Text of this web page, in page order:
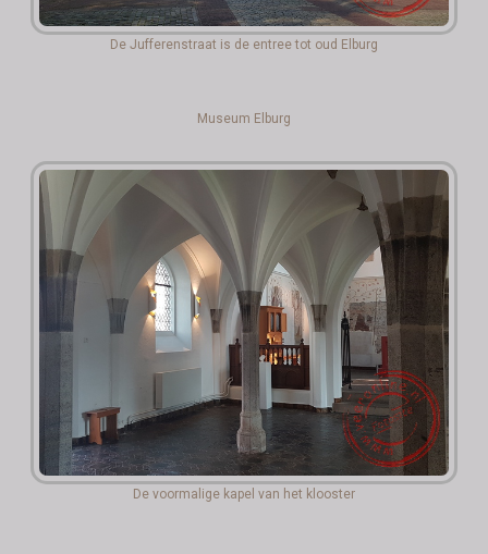
De Jufferenstraat is de entree tot oud Elburg
Museum Elburg
De voormalige kapel van het klooster